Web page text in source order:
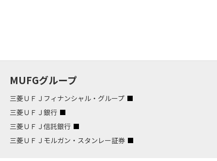
MUFGグループ
三菱ＵＦＪフィナンシャル・グループ
三菱ＵＦＪ銀行
三菱ＵＦＪ信託銀行
三菱ＵＦＪモルガン・スタンレー証券